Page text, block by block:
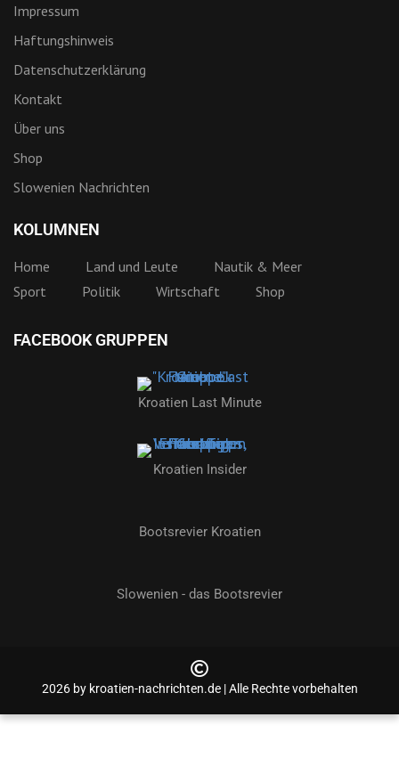
Impressum
Haftungshinweis
Datenschutzerklärung
Kontakt
Über uns
Shop
Slowenien Nachrichten
KOLUMNEN
Home Land und Leute
Nautik & Meer
Sport
Politik Wirtschaft Shop
FACEBOOK GRUPPEN
Kroatien Last Minute
Kroatien Insider
Bootsrevier Kroatien
Slowenien - das Bootsrevier
2026 by kroatien-nachrichten.de | Alle Rechte vorbehalten